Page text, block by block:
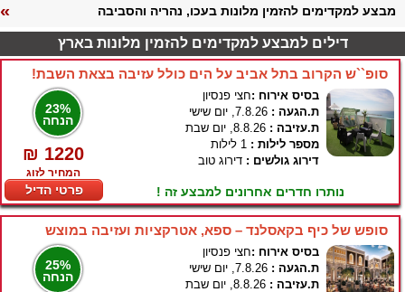
« מבצע למקדימים להזמין מלונות בעכו, נהריה והסביבה
דילים למבצע למקדימים להזמין מלונות בארץ
סופ``ש הקרוב בתל אביב על הים כולל עזיבה בצאת השבת!
23%
הנחה
₪ 1220
המחיר לזוג
פרטי הדיל
בסיס אירוח :חצי פנסיון
ת.הגעה :
ת.עזיבה :
מספר לילות :
דירוג גולשים : דירוג טוב
נותרו חדרים אחרונים למבצע זה !
סופש של כיף בקאסלנד – ספא, אטרקציות ועזיבה במוצש
25%
הנחה
בסיס אירוח :חצי פנסיון
ת.הגעה :
ת.עזיבה :